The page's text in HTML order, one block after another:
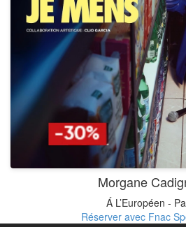
Morgane
Á L’Européen -
Réserver avec Fnac